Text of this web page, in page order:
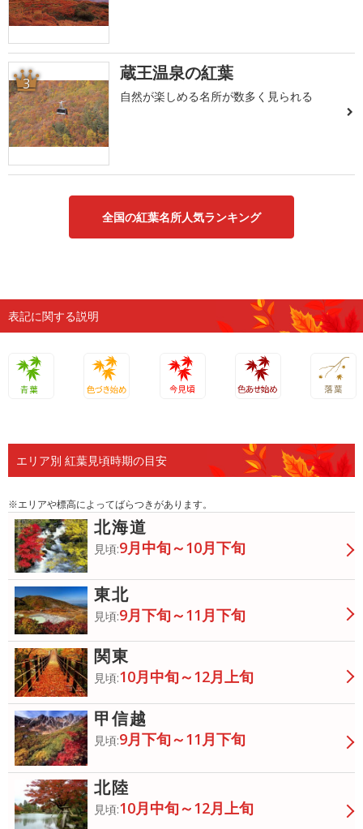
3 蔵王温泉の紅葉
自然が楽しめる名所が数多く見られる
全国の紅葉名所人気ランキング
表記に関する説明
エリア別 紅葉見頃時期の目安
※エリアや標高によってばらつきがあります。
北海道
見頃:9月中旬～10月下旬
東北
見頃:9月下旬～11月下旬
関東
見頃:10月中旬～12月上旬
甲信越
見頃:9月下旬～11月下旬
北陸
見頃:10月中旬～12月上旬